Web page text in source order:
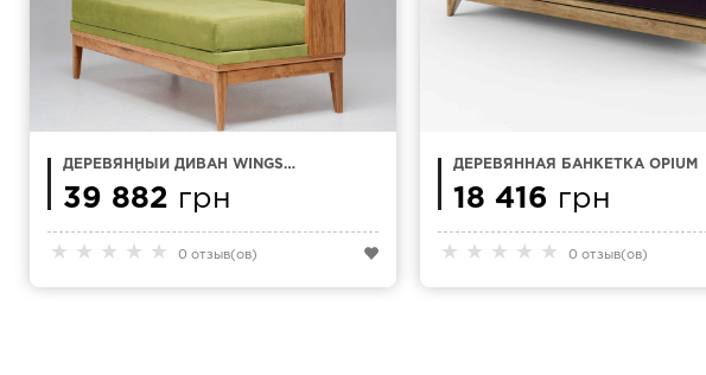
★ ★ ★ ★ ★ 0 отзыв(ов)
ДЕРЕВЯННЫЙ ДИВАН WINGS
39 882 грн
★ ★ ★ ★ ★ 0 отзыв(ов)
ДЕРЕВЯННАЯ БАНКЕТКА OPIUM
18 416 грн